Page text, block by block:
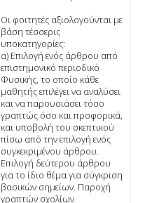
Οι φοιτητές αξιολογούνται με
βάση τέσσερις
υποκατηγορίες:
α) Επιλογή ενός άρθρου από
επιστημονικό περιοδικό
Φυσικής, το οποίο κάθε
μαθητής επιλέγει να αναλύσει
και να παρουσιάσει τόσο
γραπτώς όσο και προφορικά,
και υποβολή του σκεπτικού
πίσω από την επιλογή ενός
συγκεκριμένου άρθρου.
Επιλογή δεύτερου άρθρου
για το ίδιο θέμα για σύγκριση
βασικών σημείων. Παροχή
γραπτών σχολίων